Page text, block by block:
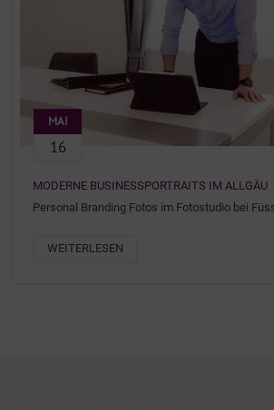
MAI
16
MODERNE BUSINESSPORTRAITS IM ALLGÄU
Personal Branding Fotos im Fotostudio bei
WEITERLESEN